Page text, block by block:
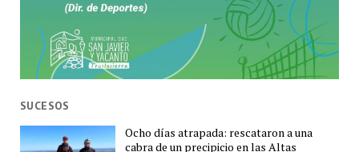
SUCESOS
Ocho días atrapada: rescataron a una
cabra de un precipicio en las Altas